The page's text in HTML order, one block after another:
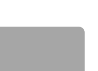
de imóveis de alto
eficazes parceiros que o